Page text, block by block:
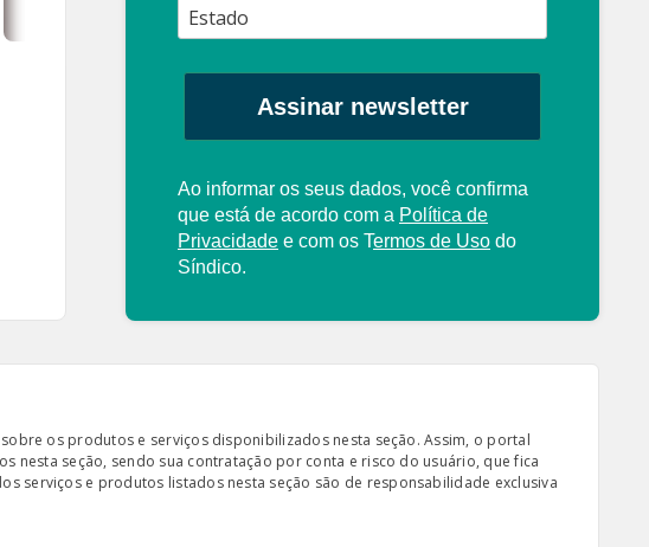
Assinar newsletter
Ao informar os seus dados, você confirma
que está de acordo com a Política de
Privacidade e com os Termos de Uso do
Síndico.
os produtos e serviços disponibilizados nesta seção. Assim, o portal
seção, sendo sua contratação por conta e risco do usuário, que fica
serviços e produtos listados nesta seção são de responsabilidade exclusiva